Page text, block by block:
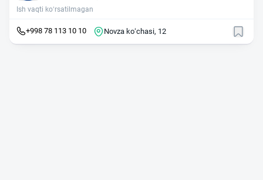
Ish vaqti ko‘rsatilmagan
+998 78 113 10 10 Novza koʻchasi, 12